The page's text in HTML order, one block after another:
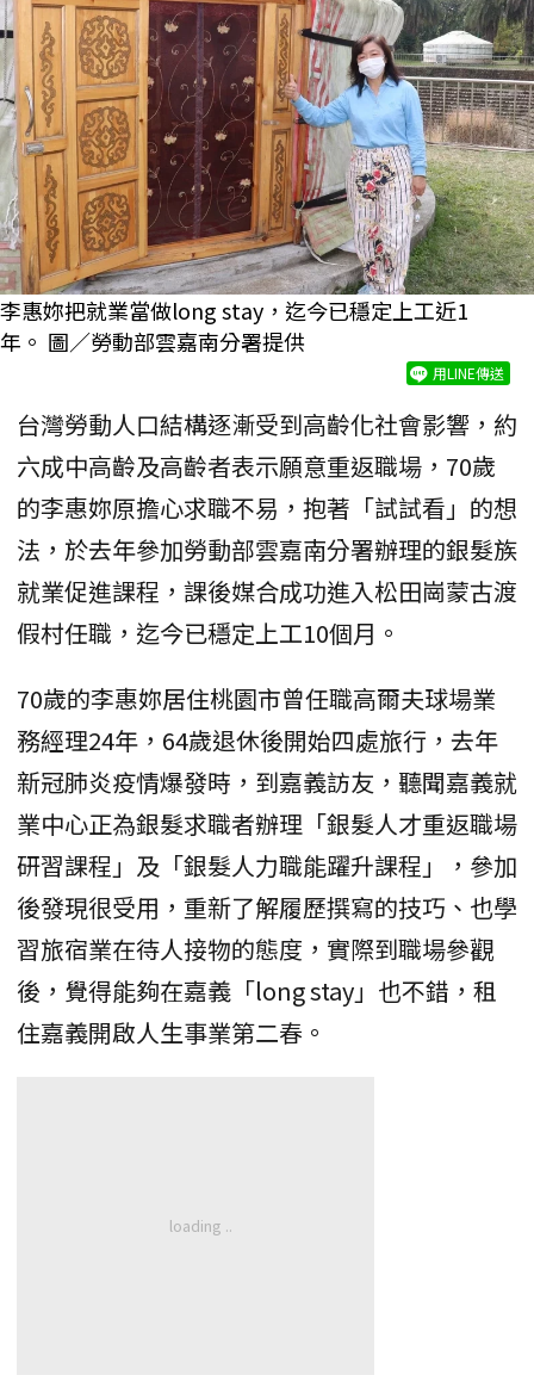
李惠妳把就業當做long stay，迄今已穩定上工近1
年。 圖／勞動部雲嘉南分署提供
用LINE傳送
台灣勞動人口結構逐漸受到高齡化社會影響，約
六成中高齡及高齡者表示願意重返職場，70歲
的李惠妳原擔心求職不易，抱著「試試看」的想
法，於去年參加勞動部雲嘉南分署辦理的銀髮族
就業促進課程，課後媒合成功進入松田崗蒙古渡
假村任職，迄今已穩定上工10個月。
70歲的李惠妳居住桃園市曾任職高爾夫球場業
務經理24年，64歲退休後開始四處旅行，去年
新冠肺炎疫情爆發時，到嘉義訪友，聽聞嘉義就
業中心正為銀髮求職者辦理「銀髮人才重返職場
研習課程」及「銀髮人力職能躍升課程」，參加
後發現很受用，重新了解履歷撰寫的技巧、也學
習旅宿業在待人接物的態度，實際到職場參觀
後，覺得能夠在嘉義「long stay」也不錯，租
住嘉義開啟人生事業第二春。